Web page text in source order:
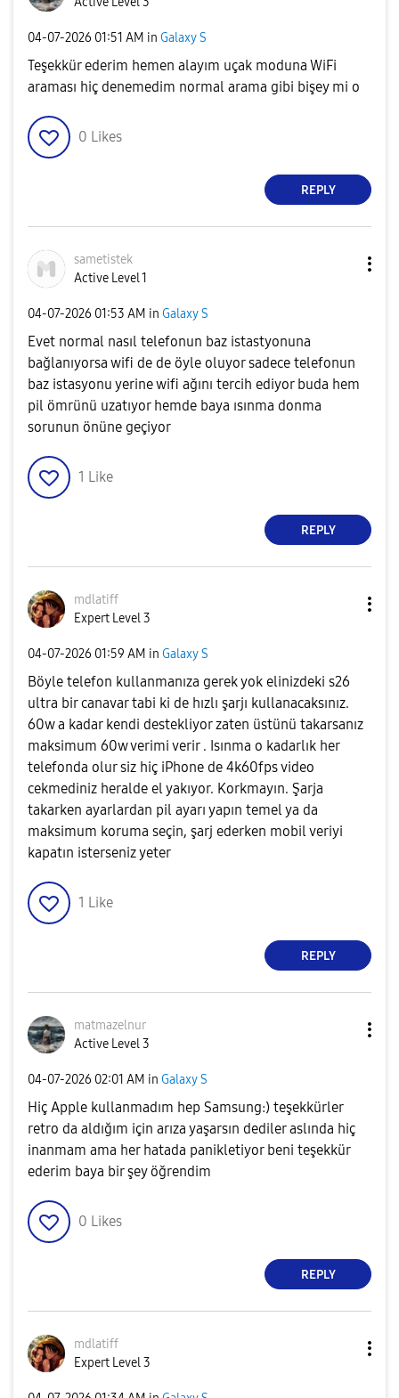
‎04-07-2026 01:51 AM in Galaxy S
Teşekkür ederim hemen alayım uçak moduna WiFi
araması hiç denemedim normal arama gibi bişey mi o
0 Likes
REPLY
sametistek
Active Level 1
‎04-07-2026 01:53 AM in Galaxy S
Evet normal nasıl telefonun baz istastyonuna
bağlanıyorsa wifi de de öyle oluyor sadece telefonun
baz istasyonu yerine wifi ağını tercih ediyor buda hem
pil ömrünü uzatıyor hemde baya ısınma donma
sorunun önüne geçiyor
1 Like
REPLY
mdlatiff
Expert Level 3
‎04-07-2026 01:59 AM in Galaxy S
Böyle telefon kullanmanıza gerek yok elinizdeki s26
ultra bir canavar tabi ki de hızlı şarjı kullanacaksınız.
60w a kadar kendi destekliyor zaten üstünü takarsanız
maksimum 60w verimi verir . Isınma o kadarlık her
telefonda olur siz hiç iPhone de 4k60fps video
cekmediniz heralde el yakıyor. Korkmayın. Şarja
takarken ayarlardan pil ayarı yapın temel ya da
maksimum koruma seçin, şarj ederken mobil veriyi
kapatın isterseniz yeter
1 Like
REPLY
matmazelnur
Active Level 3
‎04-07-2026 02:01 AM in Galaxy S
Hiç Apple kullanmadım hep Samsung:) teşekkürler
retro da aldığım için arıza yaşarsın dediler aslında hiç
inanmam ama her hatada panikletiyor beni teşekkür
ederim baya bir şey öğrendim
0 Likes
REPLY
mdlatiff
Expert Level 3